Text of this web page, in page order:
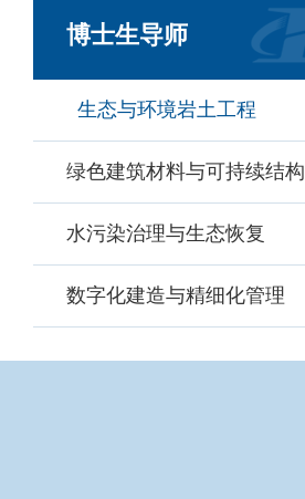
博士生导师
生态与环境岩土工程
绿色建筑材料与可持续结构
水污染治理与生态恢复
数字化建造与精细化管理